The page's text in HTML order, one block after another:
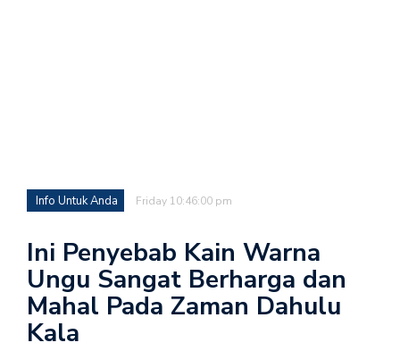
Info Untuk Anda Friday 10:46:00 pm
Ini Penyebab Kain Warna
Ungu Sangat Berharga dan
Mahal Pada Zaman Dahulu
Kala